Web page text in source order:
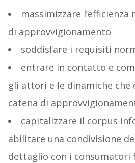
massimizzare
di approvvigionamento
soddisfare i requisiti
entrare in contatto e
gli attori e le dinamiche che
catena di
capitalizzare il corpus
abilitare una condivisione
dettaglio con i consumatori